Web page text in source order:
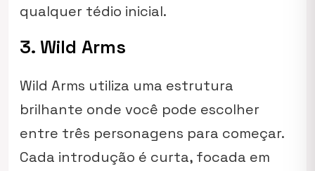
qualquer tédio inicial.
3. Wild Arms
Wild Arms utiliza uma estrutura
brilhante onde você pode escolher
entre três personagens para começar.
Cada introdução é curta, focada em